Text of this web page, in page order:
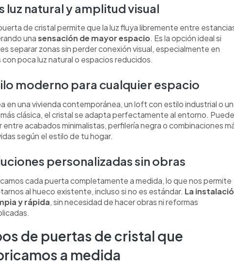
luz natural y amplitud visual
de cristal permite que la luz fluya libremente entre
unasensación de mayor espacio. Es la opción ideal si
separar zonas sin perder conexión visual, especialmente en
con poca luz natural o espacios reducidos.
moderno para cualquier espacio
en una vivienda contemporánea, un loft con estilo industrial o
clásica, el cristal se adapta perfectamente al entorno.
entre acabados minimalistas, perfilería negra o combinaciones
según el estilo de tu hogar.
personalizadas sin obras
cada puerta completamente a medida, lo que nos permite
al hueco existente, incluso si no es estándar. La
y rápida, sin necesidad de hacer obras ni reformas
de puertas de cristal que
a medida